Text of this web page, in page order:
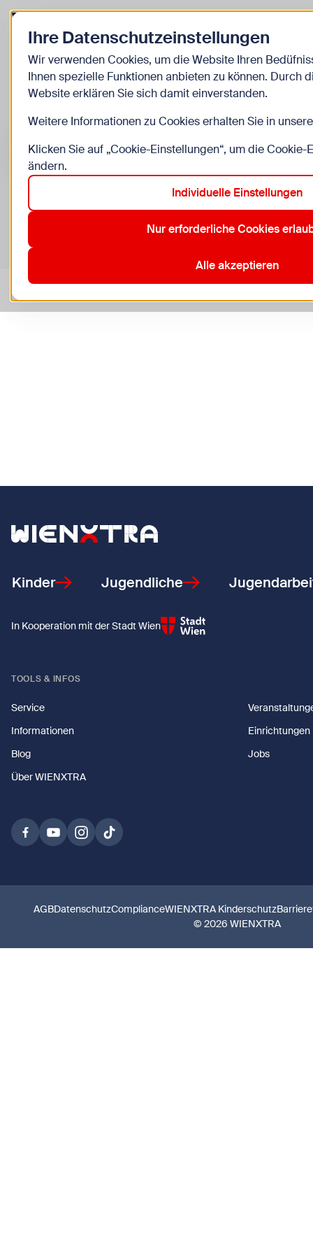
Zurück zur Startseite
Kinder
Veranstaltungen in Wien im Bereich “Kinder”
Aktive Filter:
10. Favoriten
Zurück zur Startseite
Kinder Jugendliche
In Kooperation mit der Stadt Wien
TOOLS & INFOS
Service
Informationen
Einrichtungen
Blog
Jobs
Über WIENXTRA
© 2026 WIENXTRA
AGBDatenschutzComplianceWIENXTRA Kinderschutz
Ihre Datenschutzeinstellungen
Wir verwenden Cookies, um die Website Ihren
Ihnen spezielle Funktionen anbieten zu können. Durch
Website erklären Sie sich damit einverstanden.
Weitere Informationen zu Cookies erhalten Sie in
Klicken Sie auf „Cookie-Einstellungen“, um die
ändern.
Individuelle Einstellungen
Nur erforderliche Cookies
Alle akzeptieren